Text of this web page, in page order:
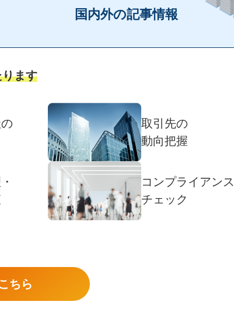
国内外の記事情報
ます
取引先の
動向把握
コンプライアンス
チェック
ちら